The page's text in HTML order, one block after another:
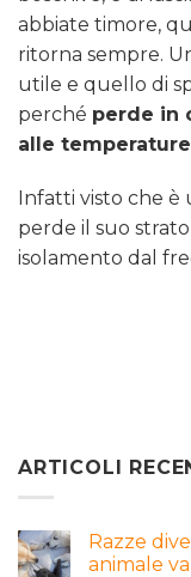
abbiate timore,
ritorna sempre.
utile e quello di
perché perde in
alle temperature
Infatti visto che è
perde il suo
isolamento dal
ARTICOLI
Razze
animale